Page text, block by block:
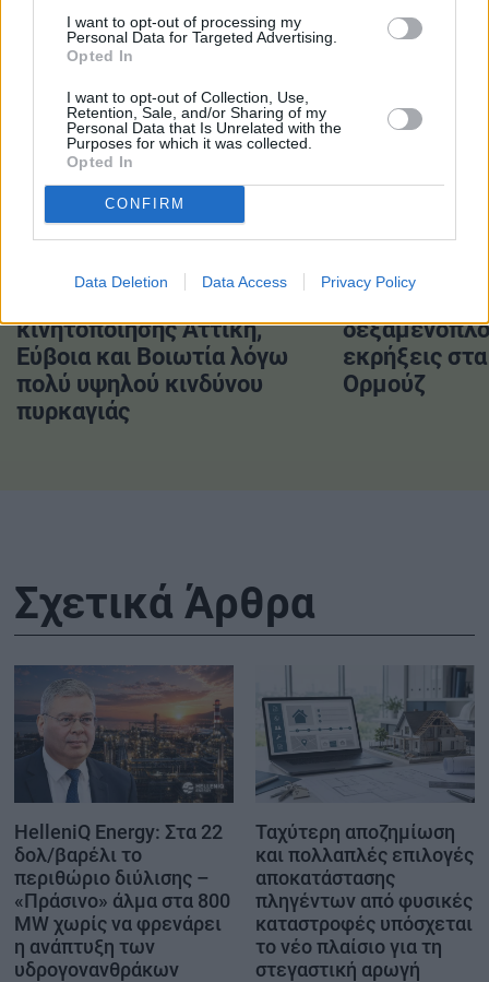
I want to opt-out of processing my
Personal Data for Targeted Advertising.
Opted In
I want to opt-out of Collection, Use,
Retention, Sale, and/or Sharing of my
Personal Data that Is Unrelated with the
Purposes for which it was collected.
Opted In
CONFIRM
Data Deletion Data Access Privacy Policy
#Δαπάνες
#Έσοδα
#Τεχνητή Νοημοσύνη
ΔΙΑΒΑΣΤΕ ΕΠΙΣΗΣ
κινητοποίησης Αττική,
Εύβοια και Βοιωτία λόγω
πολύ υψηλού κινδύνου
πυρκαγιάς
εκρήξεις
Ορμούζ
Σχετικά Άρθρα
HelleniQ Energy: Στα 22
δολ/βαρέλι το
περιθώριο διύλισης –
«Πράσινο» άλμα στα 800
MW χωρίς να φρενάρει
η ανάπτυξη των
υδρογονανθράκων
Ταχύτερη αποζημίωση
και πολλαπλές επιλογές
αποκατάστασης
πληγέντων από φυσικές
καταστροφές υπόσχεται
το νέο πλαίσιο για τη
στεγαστική αρωγή